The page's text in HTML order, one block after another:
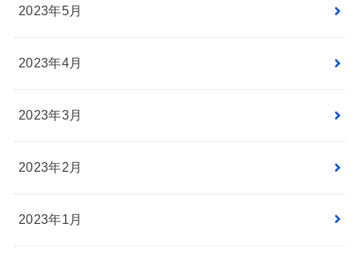
2023年5月
2023年4月
2023年3月
2023年2月
2023年1月